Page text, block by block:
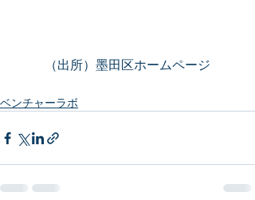
（出所）墨田区ホームページ
ベンチャーラボ